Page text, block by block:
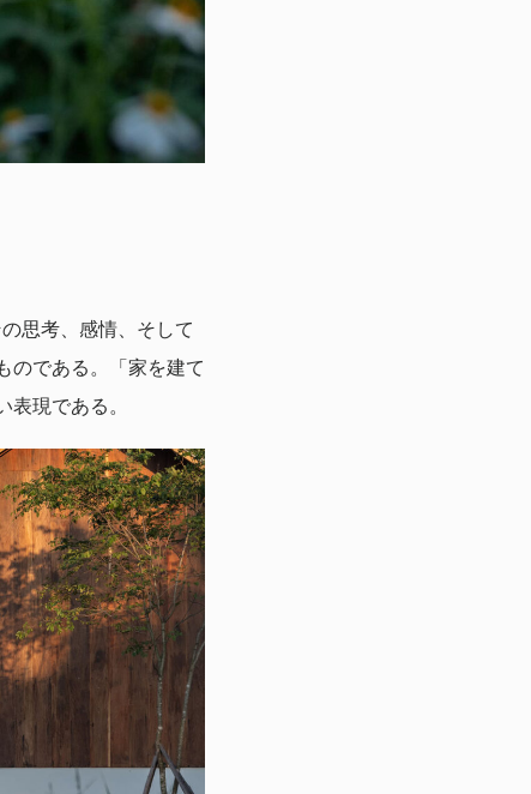
思考、感情、そして
のである。「家を建て
現である。